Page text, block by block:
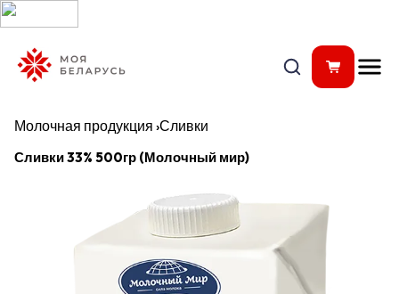
Молочная продукция ›Сливки
Сливки 33% 500гр (Молочный мир)